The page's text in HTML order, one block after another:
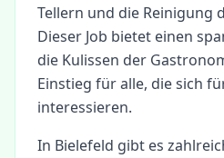
Tellern und die Reinigung
Dieser Job bietet einen
die Kulissen der
Einstieg für alle, die sich
interessieren.
In Bielefeld gibt es